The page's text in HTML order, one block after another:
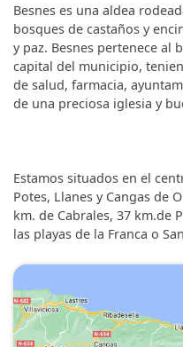
Besnes es una aldea
bosques de castaños y
y paz. Besnes pertenece al
capital del municipio,
de salud, farmacia,
de una preciosa iglesia y
Estamos situados en el
Potes, Llanes y Cangas de
km. de Cabrales, 37 km.de
las playas de la Franca o